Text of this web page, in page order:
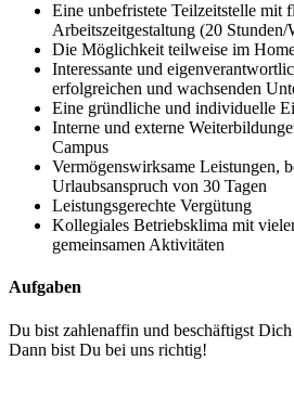
Eine unbefristete Teilzeitstelle mit
Arbeitszeitgestaltung (20 Stunden/
Die Möglichkeit teilweise im
Interessante und
erfolgreichen und wachsenden
Eine gründliche und individuelle
Interne und externe
Campus
Vermögenswirksame Leistungen,
Urlaubsanspruch von 30 Tagen
Leistungsgerechte Vergütung
Kollegiales Betriebsklima mit
gemeinsamen Aktivitäten
Aufgaben
Du bist zahlenaffin und beschäftigst
Dann bist Du bei uns richtig!